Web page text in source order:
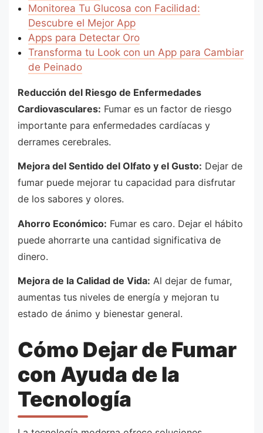
Monitorea Tu Glucosa con Facilidad:
Descubre el Mejor App
Apps para Detectar Oro
Transforma tu Look con un App para Cambiar
de Peinado
Reducción del Riesgo de Enfermedades
Cardiovasculares: Fumar es un factor de riesgo
importante para enfermedades cardíacas y
derrames cerebrales.
Mejora del Sentido del Olfato y el Gusto: Dejar de
fumar puede mejorar tu capacidad para disfrutar
de los sabores y olores.
Ahorro Económico: Fumar es caro. Dejar el hábito
puede ahorrarte una cantidad significativa de
dinero.
Mejora de la Calidad de Vida: Al dejar de fumar,
aumentas tus niveles de energía y mejoran tu
estado de ánimo y bienestar general.
Cómo Dejar de Fumar
con Ayuda de la
Tecnología